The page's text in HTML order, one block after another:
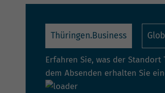
Thüringen.Business
Erfahren Sie, was der
dem Absenden erhalten Sie